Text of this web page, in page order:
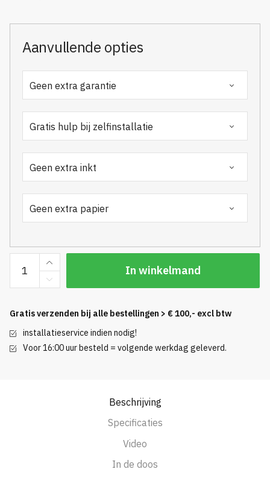
Aanvullende opties
Designjet
T1700
Roll
44
inch
In winkelmand
Gratis verzenden bij alle bestellingen > € 100,- excl btw
installatieservice indien nodig!
Voor 16:00 uur besteld = volgende werkdag geleverd.
Beschrijving
Specificaties
Video
In de doos